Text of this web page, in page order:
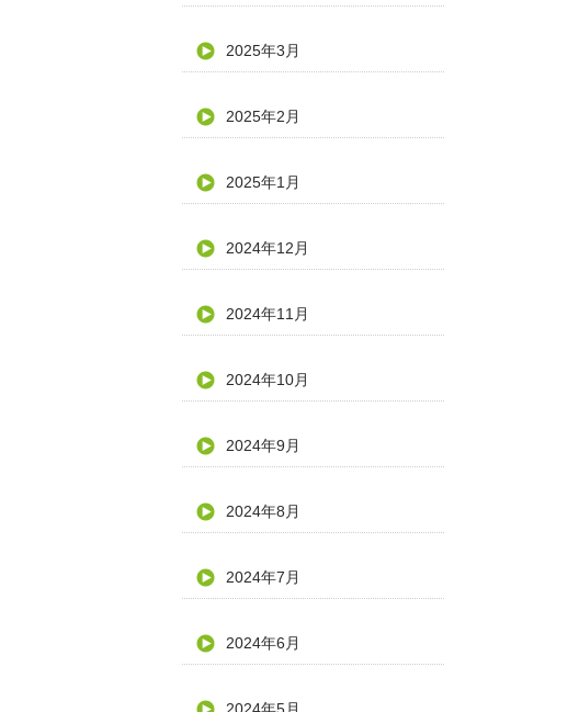
2025年3月
2025年2月
2025年1月
2024年12月
2024年11月
2024年10月
2024年9月
2024年8月
2024年7月
2024年6月